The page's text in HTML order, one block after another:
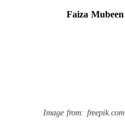
Image from: freepik.com